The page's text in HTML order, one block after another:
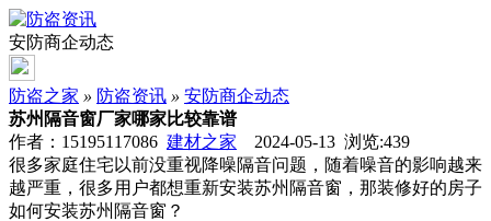
安防商企动态
防盗之家 » 防盗资讯 » 安防商企动态
苏州隔音窗厂家哪家比较靠谱
作者：15195117086 建材之家 2024-05-13 浏览:439
很多家庭住宅以前没重视降噪隔音问题，随着噪音的影响越来
越严重，很多用户都想重新安装苏州隔音窗，那装修好的房子
如何安装苏州隔音窗？